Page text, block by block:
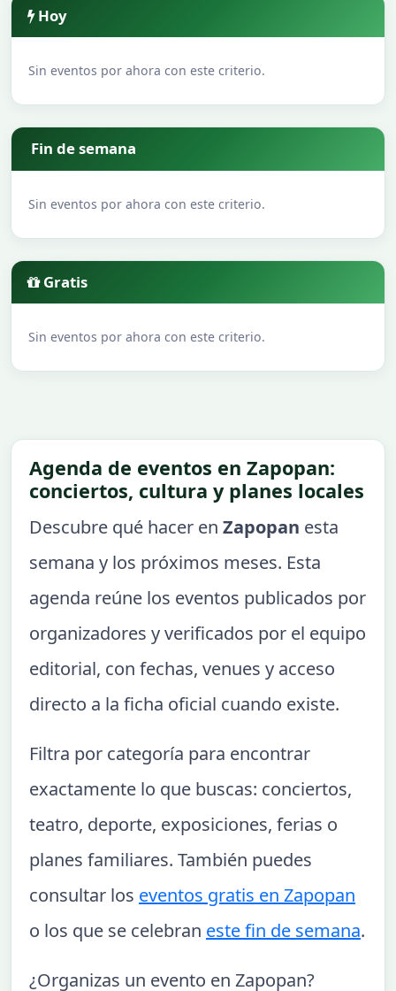
Hoy
Sin eventos por ahora con este criterio.
Fin de semana
Sin eventos por ahora con este criterio.
Gratis
Sin eventos por ahora con este criterio.
Agenda de eventos en Zapopan:
conciertos, cultura y planes locales
Descubre qué hacer en Zapopan esta
semana y los próximos meses. Esta
agenda reúne los eventos publicados por
organizadores y verificados por el equipo
editorial, con fechas, venues y acceso
directo a la ficha oficial cuando existe.
Filtra por categoría para encontrar
exactamente lo que buscas: conciertos,
teatro, deporte, exposiciones, ferias o
planes familiares. También puedes
consultar los eventos gratis en Zapopan
o los que se celebran este fin de semana.
¿Organizas un evento en Zapopan?